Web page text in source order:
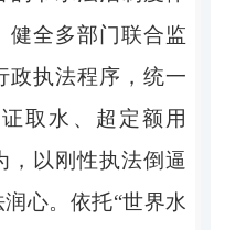
健全多部门联合监
政执法程序，统一
取水、超定额用
，以刚性执法倒逼
润心。 依托“世界水